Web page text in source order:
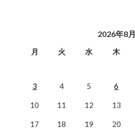
2026年8月
月 火 水 木
3 4 5 6
10 11 12 13
17 18 19 20